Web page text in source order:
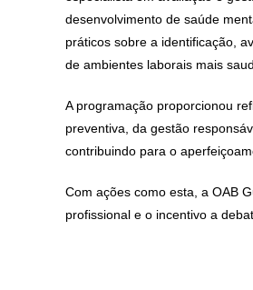
desenvolvimento de saúde
práticos sobre a identificação,
de ambientes laborais mais
A programação proporcionou
preventiva, da gestão
contribuindo para o
Com ações como esta, a OAB
profissional e o incentivo a